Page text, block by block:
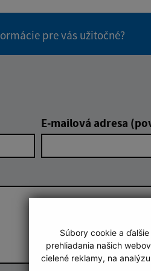
Súbory cookie a
prehliadania našich
cielené reklamy, na
pre vás užitočné?
E-mailová adresa